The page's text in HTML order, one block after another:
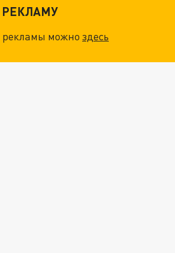
КАСПИИ РАСКРЫТА
РЕКЛАМУ
рекламы можноздесь